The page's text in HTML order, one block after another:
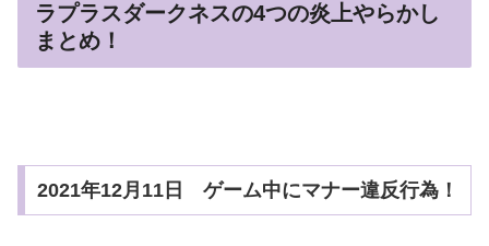
ラプラスダークネスの4つの炎上やらかし
まとめ！
2021年12月11日 ゲーム中にマナー違反行為！